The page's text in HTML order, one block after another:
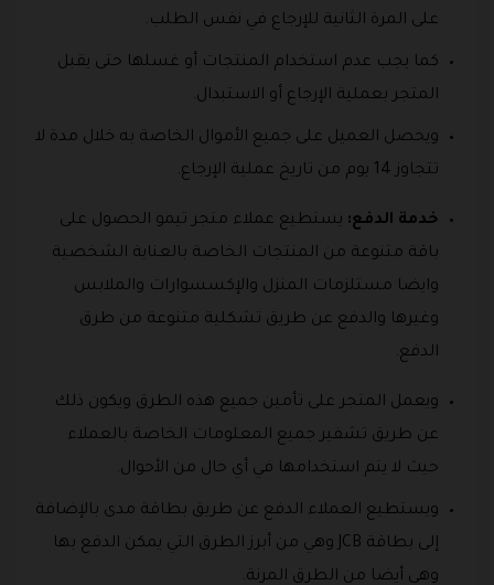
على المرة الثانية للإرجاع في نفس الطلب.
كما يجب عدم استخدام المنتجات أو غسلها حتى يقبل
المتجر بعملية الإرجاع أو الاستبدال.
ويحصل العميل على جميع الأموال الخاصة به خلال مدة لا
تتجاوز 14 يوم من تاريخ عملية الإرجاع.
خدمة الدفع: يستطيع عملاء متجر تيمو الحصول على
باقة متنوعة من المنتجات الخاصة بالعناية الشخصية
وايضا مستلزمات المنزل والإكسسوارات والملابس
وغيرها والدفع عن طريق تشكلية متنوعة من طرق
الدفع.
ويعمل المتجر على تأمين جميع هذه الطرق ويكون ذلك
عن طريق تشفير جميع المعلومات الخاصة بالعملاء
حيث لا يتم استخدامها في أي حال من الأحوال.
ويستطيع العملاء الدفع عن طريق بطاقة مدى بالإضافة
إلى بطاقة JCB وهي من أبرز الطرق التي يمكن الدفع بها
وهي أيضا من الطرق المرنة.